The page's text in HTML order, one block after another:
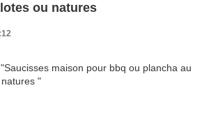
ou natures